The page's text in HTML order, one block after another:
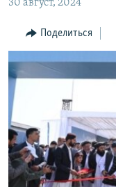
навигации
Вернутся
поиску
НАСТОЯЩЕЕ ВРЕМЯ
МИГРАНТ МЕДИА
30 август, 2024
Поделиться